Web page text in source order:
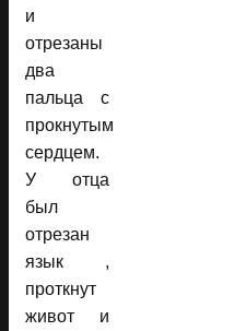
и
отрезаны
два
пальца с
прокнутым
сердцем.
У отца
был
отрезан
язык ,
проткнут
живот и